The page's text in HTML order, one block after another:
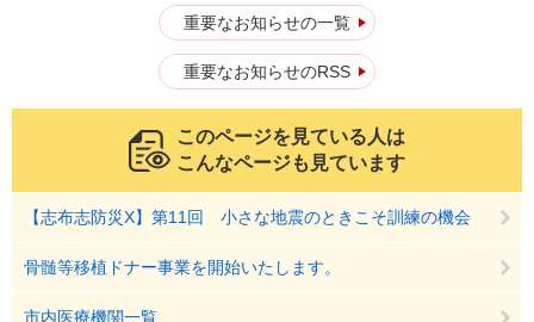
重要なお知らせの一覧
重要なお知らせのRSS
このページを見ている人は
こんなページも見ています
【志布志防災X】第11回 小さな地震のときこそ訓練の機会
骨髄等移植ドナー事業を開始いたします。
市内医療機関一覧